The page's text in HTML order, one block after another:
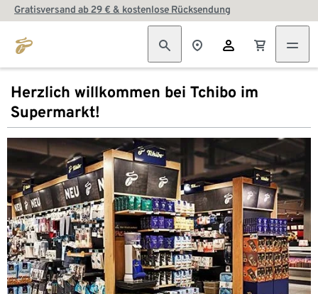
Gratisversand ab 29 € & kostenlose Rücksendung
Herzlich willkommen bei Tchibo im
Supermarkt!